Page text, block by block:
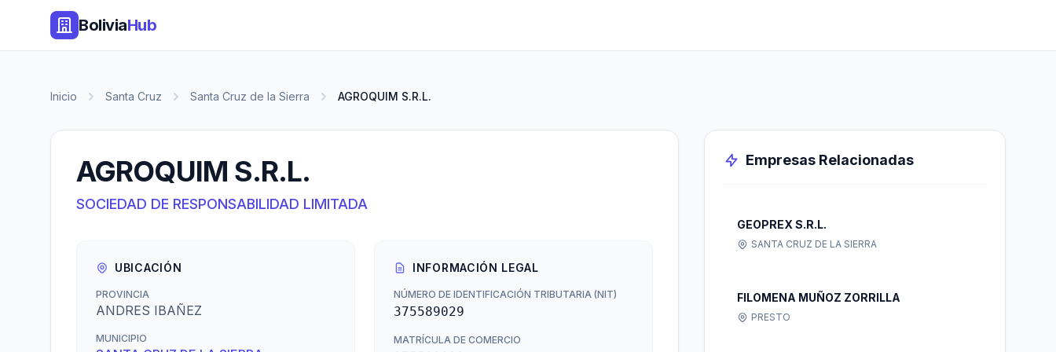
BoliviaHub
Inicio Santa Cruz Santa Cruz de la Sierra AGROQUIM S.R.L.
AGROQUIM S.R.L.
SOCIEDAD DE RESPONSABILIDAD LIMITADA
UBICACIÓN
PROVINCIA
ANDRES IBAÑEZ
MUNICIPIO
INFORMACIÓN LEGAL
NÚMERO DE IDENTIFICACIÓN TRIBUTARIA (NIT)
375589029
MATRÍCULA DE COMERCIO
Empresas Relacionadas
GEOPREX S.R.L.
SANTA CRUZ DE LA SIERRA
FILOMENA MUÑOZ ZORRILLA
PRESTO